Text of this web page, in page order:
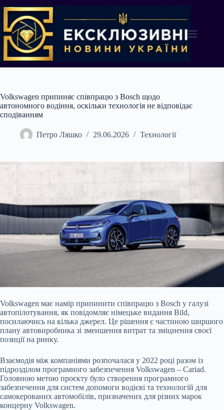
до
вмісту
Volkswagen припиняє співпрацю з Bosch щодо
автономного водіння, оскільки технологія не відповідає
сподіванням
Петро Ляшко 29.06.2026 Технології
Volkswagen має намір припинити співпрацю з Bosch у галузі
автопілотування, як повідомляє німецьке видання Bild,
посилаючись на кілька джерел. Це рішення є частиною ширшого
плану автовиробника зі зменшення витрат та зміцнення своєї
позиції на ринку.
Взаємодія між компаніями розпочалася у 2022 році разом із
підрозділом програмного забезпечення Volkswagen – Cariad.
Головною метою проєкту було створення програмного
забезпечення для систем допомоги водієві та технологій для
самокерованих автомобілів, призначених для різних марок
концерну Volkswagen.